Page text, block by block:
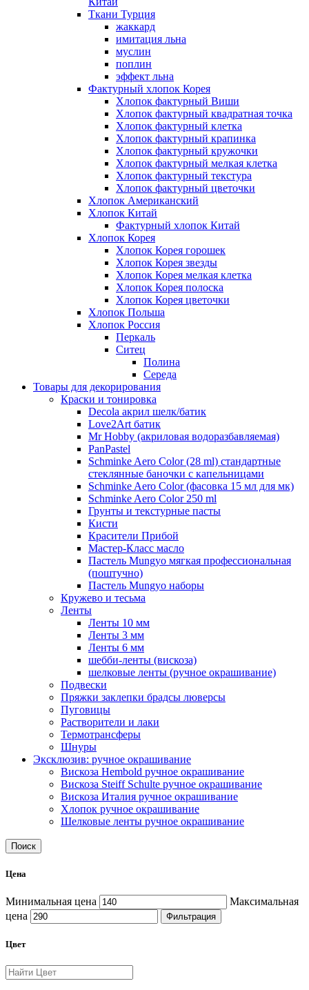
Ткани Турция
жаккард
имитация льна
муслин
поплин
эффект льна
Фактурный хлопок Корея
Хлопок фактурный Виши
Хлопок фактурный квадратная точка
Хлопок фактурный клетка
Хлопок фактурный крапинка
Хлопок фактурный кружочки
Хлопок фактурный мелкая клетка
Хлопок фактурный текстура
Хлопок фактурный цветочки
Хлопок Американский
Хлопок Китай
Фактурный хлопок Китай
Хлопок Корея
Хлопок Корея горошек
Хлопок Корея звезды
Хлопок Корея мелкая клетка
Хлопок Корея полоска
Хлопок Корея цветочки
Хлопок Польша
Хлопок Россия
Перкаль
Ситец
Полина
Середа
Товары для декорирования
Краски и тонировка
Decola акрил шелк/батик
Love2Art батик
Mr Hobby (акриловая водоразбавляемая)
PanPastel
Schminke Aero Color (28 ml) стандартные
стеклянные баночки с капельницами
Schminke Aero Color (фасовка 15 мл для мк)
Schminke Aero Color 250 ml
Грунты и текстурные пасты
Кисти
Красители Прибой
Мастер-Класс масло
Пастель Mungyo мягкая профессиональная
(поштучно)
Пастель Mungyo наборы
Кружево и тесьма
Ленты
Ленты 10 мм
Ленты 3 мм
Ленты 6 мм
шебби-ленты (вискоза)
шелковые ленты (ручное окрашивание)
Подвески
Пряжки заклепки брадсы люверсы
Пуговицы
Растворители и лаки
Термотрансферы
Шнуры
Эксклюзив: ручное окрашивание
Вискоза Hembold ручное окрашивание
Вискоза Steiff Schulte ручное окрашивание
Вискоза Италия ручное окрашивание
Хлопок ручное окрашивание
Шелковые ленты ручное окрашивание
Поиск
Цена
Минимальная цена
Максимальная
цена
Фильтрация
Цвет